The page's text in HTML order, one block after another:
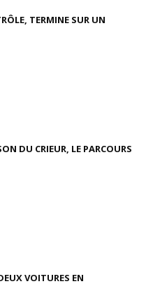
TERMINE SUR UN
DU CRIEUR, LE PARCOURS
VOITURES EN